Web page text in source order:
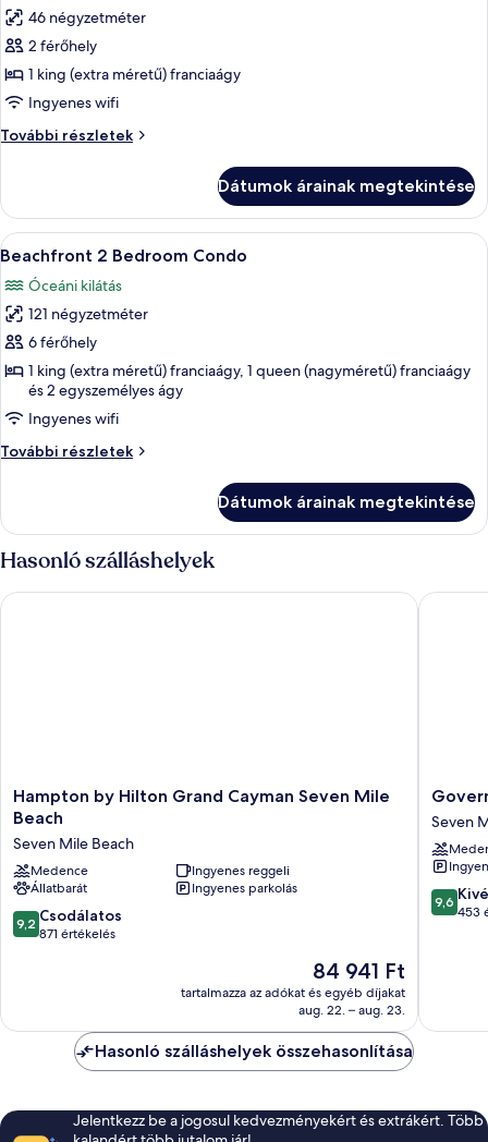
összes
képének
megtekintése:
Stúdió
(Beachfront
Suite)
46 négyzetméter
2 férőhely
1 king (extra méretű) franciaágy
Ingyenes wifi
További részletek
Stúdió
Studio
Suite)
további
Dátumok árainak megtekintése
A
következő
szoba
összes
képének
megtekintése:
Beachfront
2
Bedroom
Egy tengerparti üdülőhely, melynek
9
Beachfront 2 Bedroom Condo
Óceáni kilátás
121 négyzetméter
6 férőhely
1 king (extra méretű) franciaágy, 1 queen (nagyméretű) franciaágy
és 2 egyszemélyes ágy
Ingyenes wifi
További részletek
Beachfront
további
részletei
Dátumok árainak megtekintése
Hasonló szálláshelyek
Hampton
by
Grand
Cayman
Seven
Mile
Beach
Hampton by Hilton Grand Cayman Seven Mile
Beach
Seven Mile Beach
Medence
Ingyenes reggeli
Állatbarát
Ingyenes parkolás
9.2
ennyiből:
9,2 Csodálatos
871 értékelés
Az
ár
84 941 Ft
84 941 Ft
tartalmazza az adókat és egyéb díjakat
aug. 22. – aug. 23.
Hampton by Hilton Grand Cayman Seven Mile Beach
Village
Seven
Mile
Beach
Corridor
Seven
Seven
9.6
9,6
453
Hasonló szálláshelyek összehasonlítása
Jelentkezz be a jogosul kedvezményekért és extrákért. Több